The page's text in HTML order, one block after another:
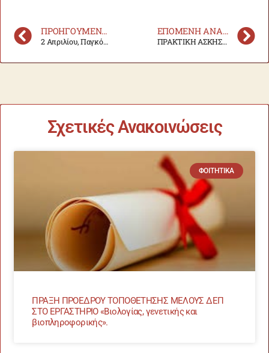
ΠΡΟΗΓΟΎΜΕΝΗ ΑΝΑΚΟΊΝΩΣΗ
2 Απριλίου, Παγκόσμια μέρα αυτισμού. Το πρόγραμμα BeeAutism στο Τμήμα Επιστήμης Ζωικής Παραγωγής
ΕΠΌΜΕΝΗ ΑΝΑΚΟΊΝΩΣΗ
ΠΡΑΚΤΙΚΗ ΑΣΚΗΣΗ ΕΣΠΑ
Σχετικές Ανακοινώσεις
ΦΟΙΤΗΤΙΚΆ
ΠΡΑΞΗ ΠΡΟΕΔΡΟΥ ΤΟΠΟΘΕΤΗΣΗΣ ΜΕΛΟΥΣ ΔΕΠ
ΣΤΟ ΕΡΓΑΣΤΗΡΙΟ «Βιολογίας, γενετικής και
βιοπληροφορικής».